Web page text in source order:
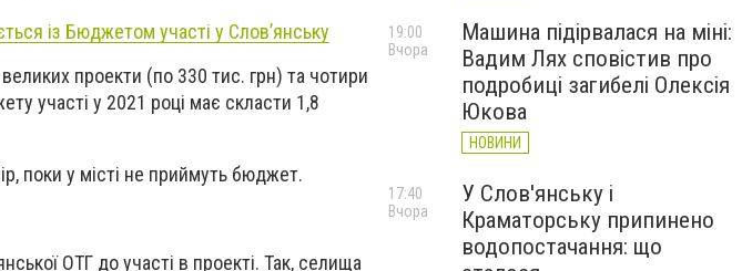
із Бюджетом участі у Слов’янську
проекти (по 330 тис. грн) та чотири
участі у 2021 році має скласти 1,8
поки у місті не приймуть бюджет.
ОТГ до участі в проекті. Так, селища
Машина підірвалася на міні:
Вадим Лях сповістив про
подробиці загибелі Олексія
Юкова
НОВИНИ
19:00
Вчора
У Слов'янську і
Краматорську припинено
водопостачання: що
17:40
Вчора